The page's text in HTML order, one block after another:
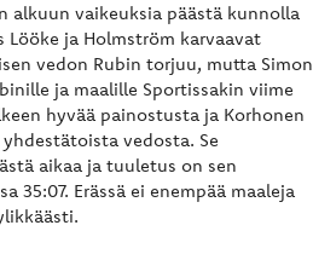
alkuun vaikeuksia päästä kunnolla
Lööke ja Holmström karvaavat
vedon Rubin torjuu, mutta Simon
ja maalille Sportissakin viime
hyvää painostusta ja Korhonen
vedosta. Se
aikaa ja tuuletus on sen
35:07. Erässä ei enempää maaleja